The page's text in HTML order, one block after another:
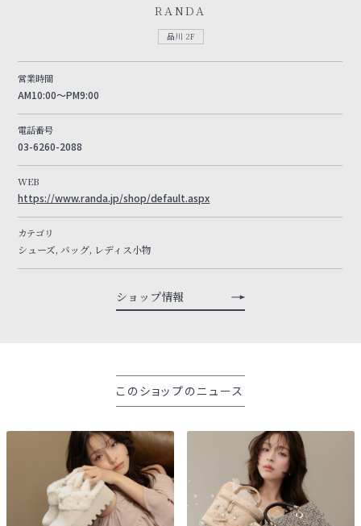
RANDA
品川 2F
営業時間
AM10:00～PM9:00
電話番号
03-6260-2088
WEB
https://www.randa.jp/shop/default.aspx
カテゴリ
シューズ, バッグ, レディス小物
ショップ情報
このショップのニュース